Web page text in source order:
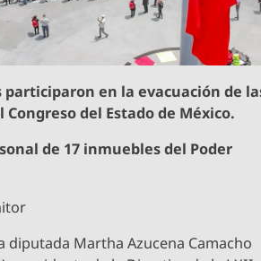
participaron en la evacuación de
del Estado de México.
de 17 inmuebles del Poder
diputada Martha Azucena Camacho